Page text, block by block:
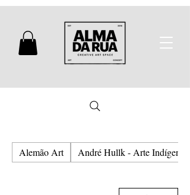
Alemão Art André Hullk - Arte Indígena e